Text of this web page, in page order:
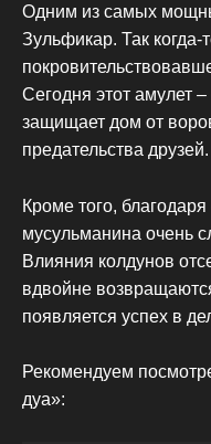
Одним из самых
Зульфикар. Так когда-
Сегодня этот амулет
защищает дом от
предательства друзей.
Кроме того,
мусульманина очень
Влияния колдунов
вдвойне
появляется успех в
Рекомендуем
дуа»: